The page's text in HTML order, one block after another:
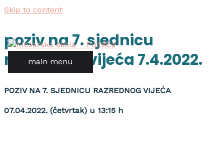
Skip to content
main menu
poziv na 7. sjednicu
razrednog vijeća 7.4.2022.
POZIV NA 7. SJEDNICU RAZREDNOG VIJEĆA
07.04.2022. (četvrtak) u 13:15 h